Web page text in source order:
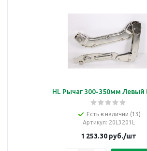
HL Рычаг 300-350мм Левый
Есть в наличии (13)
Артикул: 20L3201L
1 253.30 руб./шт